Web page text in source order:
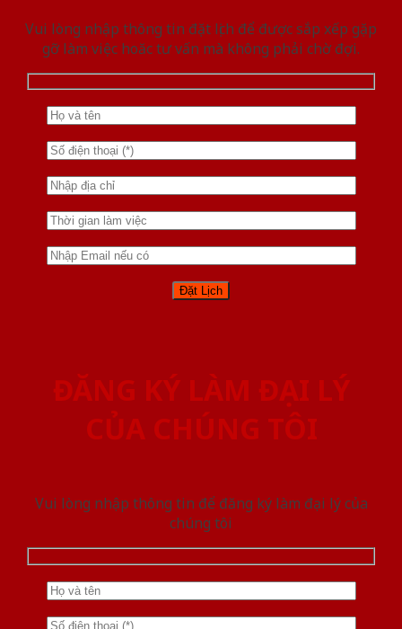
Vui lòng nhập thông tin đặt lịch để được sắp xếp gặp
gỡ làm việc hoăc tư vấn mà không phải chờ đợi.
ĐĂNG KÝ LÀM ĐẠI LÝ
CỦA CHÚNG TÔI
Vui lòng nhập thông tin để đăng ký làm đại lý của
chúng tôi